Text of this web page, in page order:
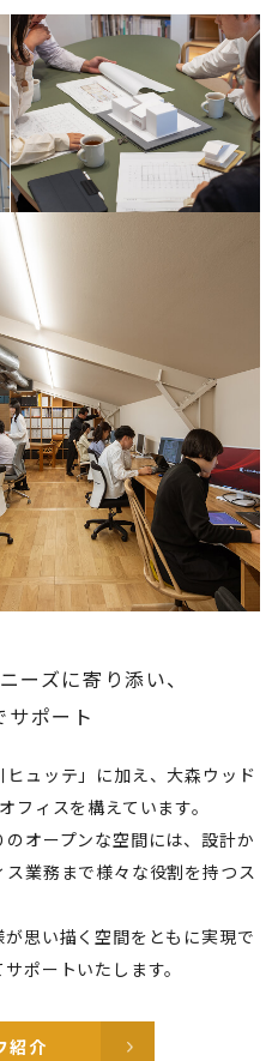
ーズに寄り添い、
サポート
ュッテ」に加え、大森ウッド
フィスを構えています。
オープンな空間には、設計か
業務まで様々な役割を持つス
思い描く空間をともに実現で
ポートいたします。
紹介